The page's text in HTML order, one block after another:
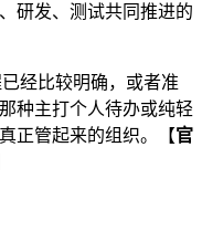
研发、测试共同推进的
经比较明确，或者准
种主打个人待办或纯轻
正管起来的组织。【官